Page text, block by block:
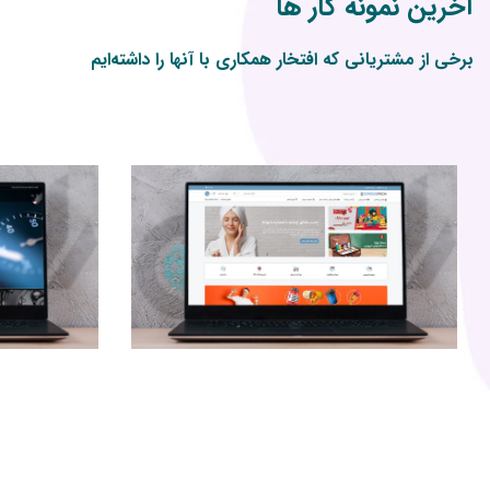
برخی از مشتریانی که افتخار همکاری با آنها را داشته‌ایم